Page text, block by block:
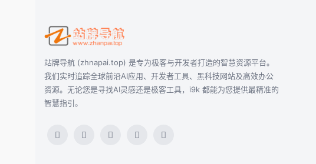
站牌导航 (zhnapai.top) 是专为极客与开发者打造的智慧资源平台。
我们实时追踪全球前沿AI应用、开发者工具、黑科技网站及高效办公
资源。无论您是寻找AI灵感还是极客工具，i9k 都能为您提供最精准的
智慧指引。